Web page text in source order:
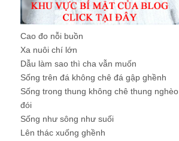
Cao đo nỗi buồn
Xa nuôi chí lớn
Dẫu làm sao thì cha vẫn muốn
Sống trên đá không chê đá gập ghềnh
Sống trong thung không chê thung nghèo
đói
Sống như sông như suối
Lên thác xuống ghềnh